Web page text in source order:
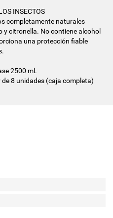
INSECTOS
completamente naturales
y citronella. No contiene alcohol
una protección fiable
2500 ml.
de 8 unidades (caja completa)